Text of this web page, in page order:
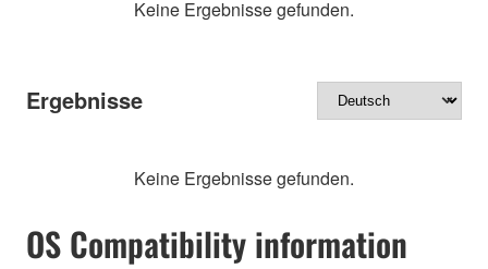
Keine Ergebnisse gefunden.
Ergebnisse
Keine Ergebnisse gefunden.
OS Compatibility information